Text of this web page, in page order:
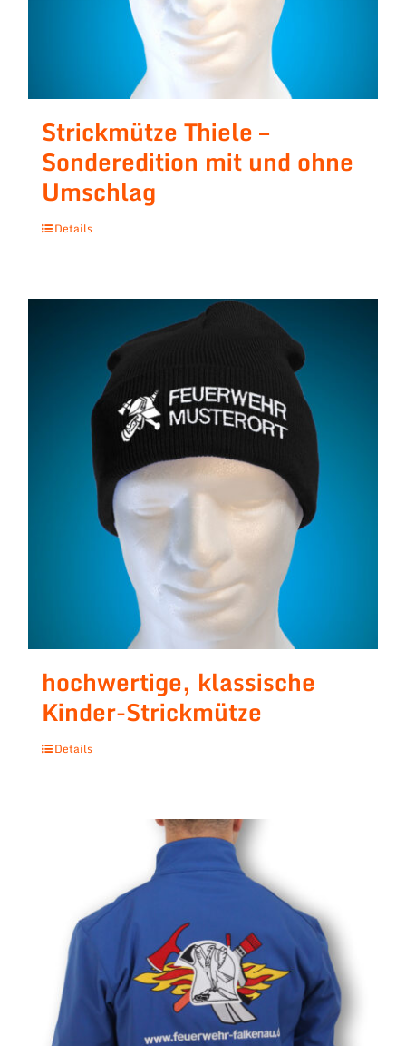
Strickmütze Thiele –
Sonderedition mit und ohne
Umschlag
Details
hochwertige, klassische
Kinder-Strickmütze
Details